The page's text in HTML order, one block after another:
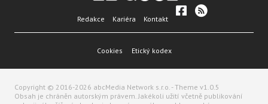
Redakce Kariéra Kontakt
Cookies Etický kodex
Copyright © 2016-2026 abcMedia Network s.r.o. - Theme v1.0.5
Obsah je chráněn autorským právem. Jakékoli užití včetně publikování